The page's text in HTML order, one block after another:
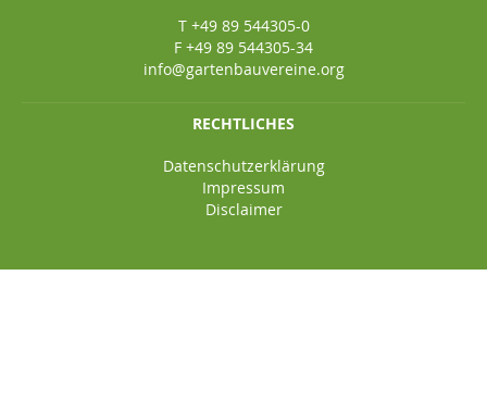
T +49 89 544305-0
F +49 89 544305-34
info@gartenbauvereine.org
RECHTLICHES
Datenschutzerklärung
Impressum
Disclaimer